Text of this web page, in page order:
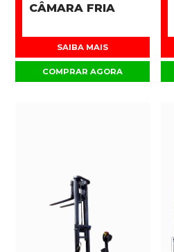
CÂMARA FRIA
SAIBA MAIS
COMPRAR AGORA